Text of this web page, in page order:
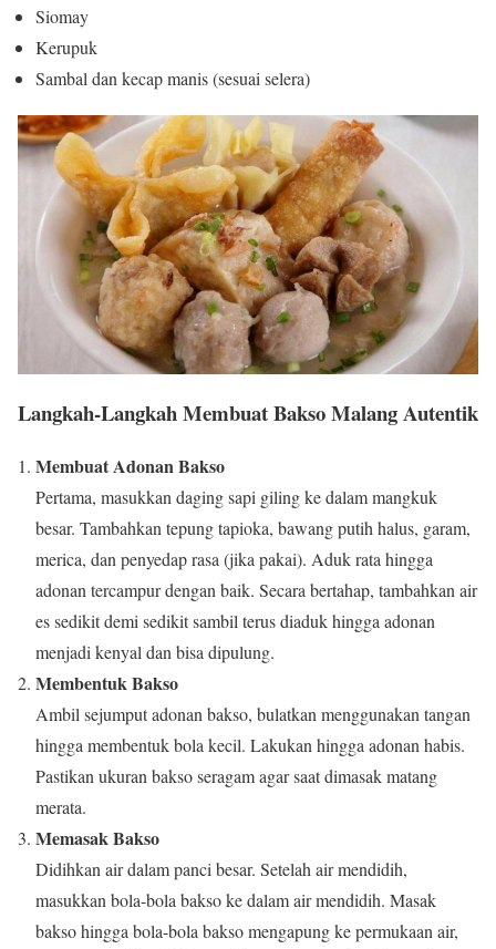
Siomay
Kerupuk
Sambal dan kecap manis (sesuai selera)
Langkah-Langkah Membuat Bakso Malang Autentik
Membuat Adonan Bakso
Pertama, masukkan daging sapi giling ke dalam mangkuk
besar. Tambahkan tepung tapioka, bawang putih halus, garam,
merica, dan penyedap rasa (jika pakai). Aduk rata hingga
adonan tercampur dengan baik. Secara bertahap, tambahkan air
es sedikit demi sedikit sambil terus diaduk hingga adonan
menjadi kenyal dan bisa dipulung.
Membentuk Bakso
Ambil sejumput adonan bakso, bulatkan menggunakan tangan
hingga membentuk bola kecil. Lakukan hingga adonan habis.
Pastikan ukuran bakso seragam agar saat dimasak matang
merata.
Memasak Bakso
Didihkan air dalam panci besar. Setelah air mendidih,
masukkan bola-bola bakso ke dalam air mendidih. Masak
bakso hingga bola-bola bakso mengapung ke permukaan air,